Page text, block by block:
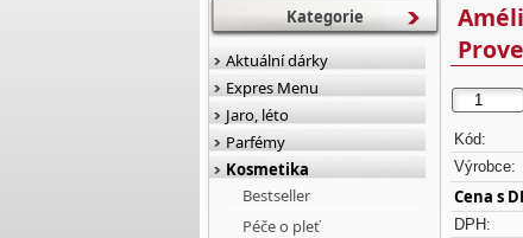
Kód:
Výrobce:
Cena s
DPH:
Kategorie
Aktuální dárky
Expres Menu
Jaro, léto
Parfémy
Kosmetika
Bestseller
Péče o pleť